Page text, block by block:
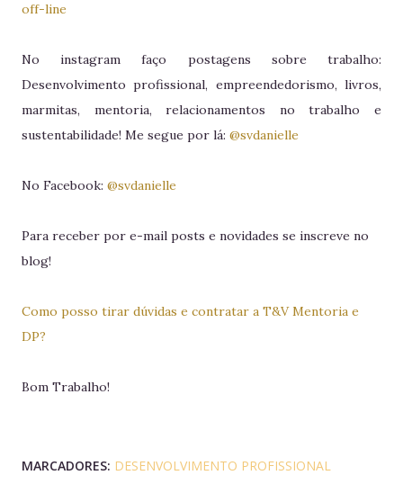
off-line
No instagram faço postagens sobre trabalho:
Desenvolvimento profissional, empreendedorismo, livros,
marmitas, mentoria, relacionamentos no trabalho e
sustentabilidade! Me segue por lá: @svdanielle
No Facebook: @svdanielle
Para receber por e-mail posts e novidades se inscreve no
blog!
Como posso tirar dúvidas e contratar a T&V Mentoria e
DP?
Bom Trabalho!
MARCADORES: DESENVOLVIMENTO PROFISSIONAL